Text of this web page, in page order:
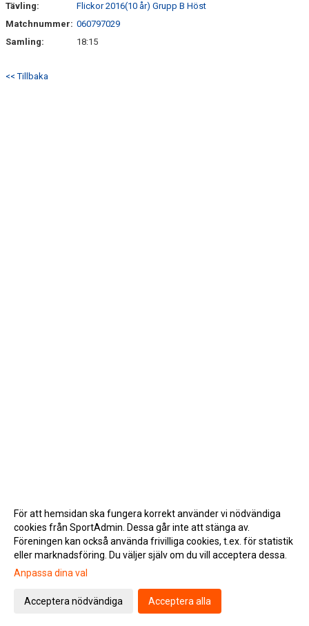
Tävling:
Flickor 2016(10 år) Grupp B Höst
Matchnummer: 060797029
Samling:
18:15
<< Tillbaka
Gå till Webbversion
För att hemsidan ska fungera korrekt använder vi nödvändiga
cookies från SportAdmin. Dessa går inte att stänga av.
Föreningen kan också använda frivilliga cookies, t.ex. för statistik
eller marknadsföring. Du väljer själv om du vill acceptera dessa.
Anpassa dina val
Acceptera nödvändiga Acceptera alla